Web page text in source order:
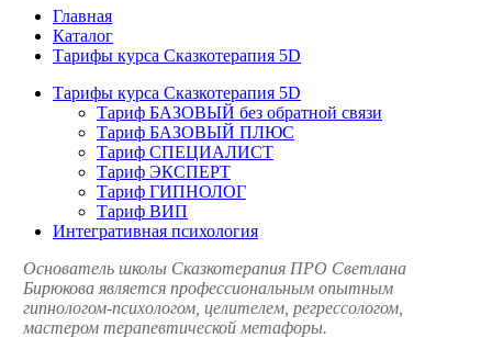
Главная
Каталог
Тарифы курса Сказкотерапия 5D
Тарифы курса Сказкотерапия 5D
Тариф БАЗОВЫЙ без обратной связи
Тариф БАЗОВЫЙ ПЛЮС
Тариф СПЕЦИАЛИСТ
Тариф ЭКСПЕРТ
Тариф ГИПНОЛОГ
Тариф ВИП
Интегративная психология
Основатель школы Сказкотерапия ПРО Светлана
Бирюкова является профессиональным опытным
гипнологом-психологом, целителем, регрессологом,
мастером терапевтической метафоры.